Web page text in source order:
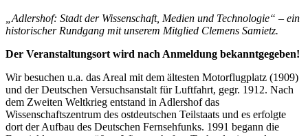
„Adlershof: Stadt der Wissenschaft, Medien und Technologie“ – ein
historischer Rundgang mit unserem Mitglied Clemens Samietz.
Der Veranstaltungsort wird nach Anmeldung bekanntgegeben!
Wir besuchen u.a. das Areal mit dem ältesten Motorflugplatz (1909)
und der Deutschen Versuchsanstalt für Luftfahrt, gegr. 1912. Nach
dem Zweiten Weltkrieg entstand in Adlershof das
Wissenschaftszentrum des ostdeutschen Teilstaats und es erfolgte
dort der Aufbau des Deutschen Fernsehfunks. 1991 begann die